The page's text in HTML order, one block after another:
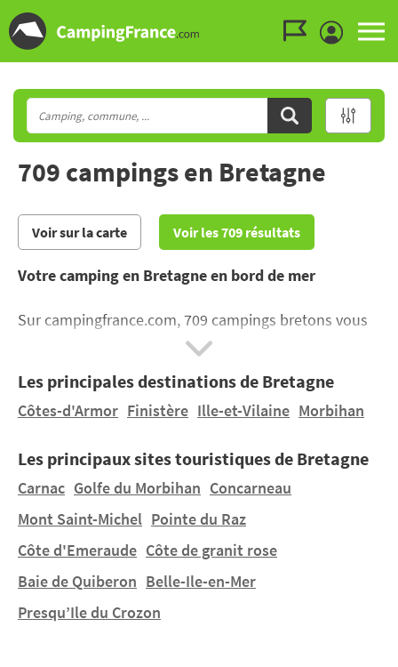
709 campings en Bretagne
Voir sur la carte Voir les 709 résultats
Votre camping en Bretagne en bord de mer
Sur campingfrance.com, 709 campings bretons vous
sont proposés du Nord au Sud ! Pour dénicher un
directement sur « Golfe du Morbihan » ! Mettez par
exemple le cap sur Carnac ou sur Crach pour vivre à
Quiberon. Louez un mobil home dans un camping
avec piscine en Bretagne
. Bien sûr,
campingfrance.com vous propose également sa
sélection decamping en Bretagne
Guirec, Erquy ou Morlaix.
Découvrez10 raisons de passer vos vacances en
camping en Bretagne. Digemer mad !
Les principales destinations de Bretagne
Côtes-d'Armor Finistère Ille-et-Vilaine Morbihan
Les principaux sites touristiques de Bretagne
Carnac Golfe du Morbihan Concarneau
Mont Saint-Michel Pointe du Raz
Côte d'Emeraude Côte de granit rose
Baie de Quiberon Belle-Ile-en-Mer
Presqu’Ile du Crozon